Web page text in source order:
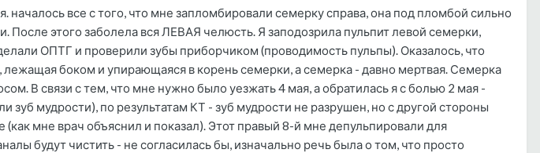
началось все с того, что мне запломбировали семерку справа, она под пломбой сильно
этого заболела вся ЛЕВАЯ челюсть. Я заподозрила пульпит левой семерки,
ОПТГ и проверили зубы приборчиком (проводимость пульпы). Оказалось, что
лежащая боком и упирающаяся в корень семерки, а семерка - давно мертвая. Семерка
В связи с тем, что мне нужно было уезжать 4 мая, а обратилась я с болью 2 мая -
зуб мудрости), по результатам КТ - зуб мудрости не разрушен, но с другой стороны
мне врач объяснил и показал). Этот правый 8-й мне депульпировали для
будут чистить - не согласилась бы, изначально речь была о том, что просто